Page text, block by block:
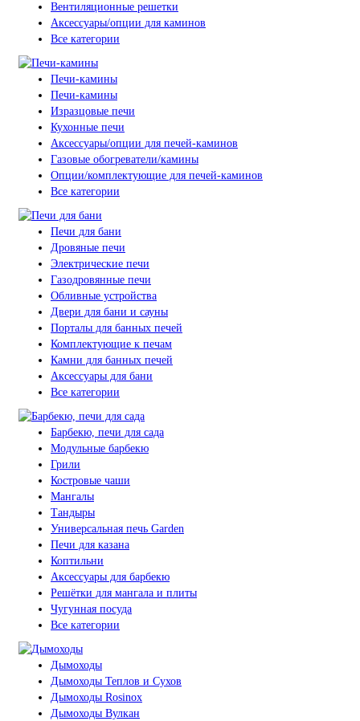
Вентиляционные решетки
Аксессуары/опции для каминов
Все категории
Печи-камины
Печи-камины
Изразцовые печи
Кухонные печи
Аксессуары/опции для печей-каминов
Газовые обогреватели/камины
Опции/комплектующие для печей-каминов
Все категории
Печи для бани
Дровяные печи
Электрические печи
Газодровянные печи
Обливные устройства
Двери для бани и сауны
Порталы для банных печей
Комплектующие к печам
Камни для банных печей
Аксессуары для бани
Все категории
Барбекю, печи для сада
Модульные барбекю
Грили
Костровые чаши
Мангалы
Тандыры
Универсальная печь Garden
Печи для казана
Коптильни
Аксессуары для барбекю
Решётки для мангала и плиты
Чугунная посуда
Все категории
Дымоходы
Дымоходы Теплов и Сухов
Дымоходы Rosinox
Дымоходы Вулкан